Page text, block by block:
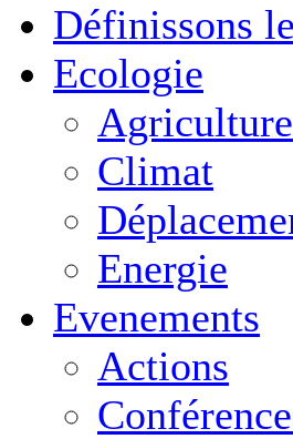
Définissons
Ecologie
Agriculture
Climat
Energie
Evenements
Actions